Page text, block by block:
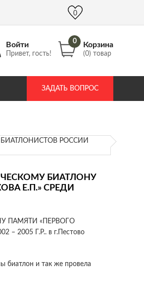
info@DrozdPcp.ru
Войти
Привет, гость!
0 Корзина
(0) товар
ЗАДАТЬ ВОПРОС
0
РОССИИ
БИАТЛОНУ
Е.П.» СРЕДИ
ПАМЯТИ «ПЕРВОГО
Г.Р.. в г.Пестово
биатлон и так же провела